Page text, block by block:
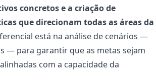
concretos e a criação de
que direcionam todas as áreas da
está na análise de cenários —
— para garantir que as metas sejam
com a capacidade da